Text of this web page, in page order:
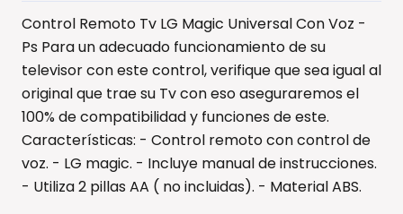
Control Remoto Tv LG Magic Universal Con Voz -
Ps Para un adecuado funcionamiento de su
televisor con este control, verifique que sea igual al
original que trae su Tv con eso aseguraremos el
100% de compatibilidad y funciones de este.
Características: - Control remoto con control de
voz. - LG magic. - Incluye manual de instrucciones.
- Utiliza 2 pillas AA ( no incluidas). - Material ABS.